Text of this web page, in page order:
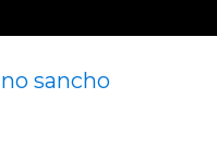
sancho